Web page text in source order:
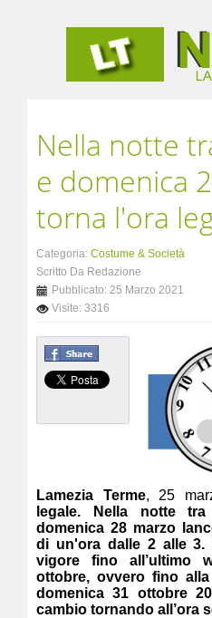
Nella notte
e domenica
torna l'ora
Categoria:Costume & Società
Scritto Da Redazione
Pubblicato: 25 Marzo 2021
Visite: 3316
Lamezia Terme, 25
legale. Nella notte
domenica 28 marzo
di un'ora dalle 2 alle 3.
vigore fino all’ultimo
ottobre, ovvero fino
domenica 31 ottobre
cambio tornando all’ora